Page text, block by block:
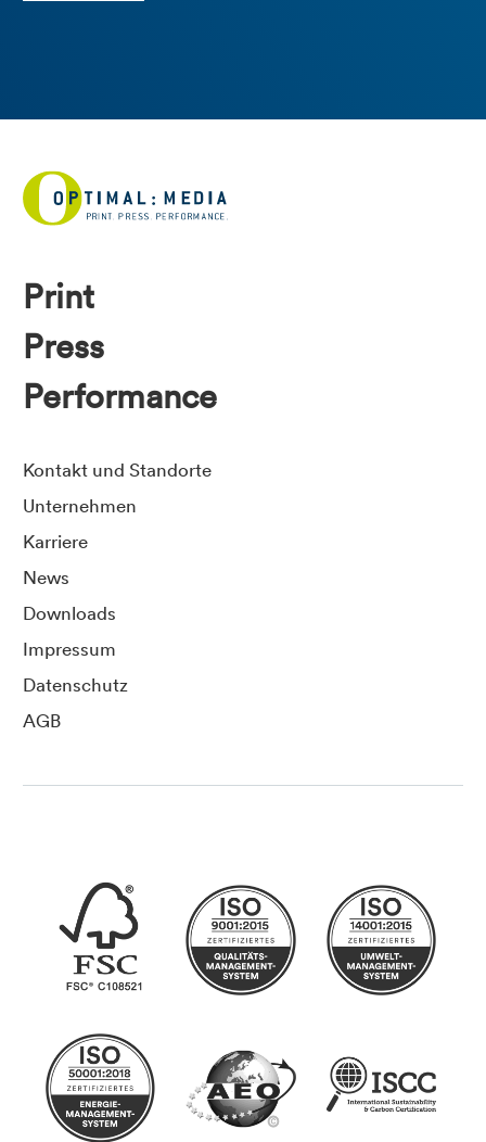
Print
Press
Performance
Kontakt und Standorte
Unternehmen
Karriere
News
Downloads
Impressum
Datenschutz
AGB